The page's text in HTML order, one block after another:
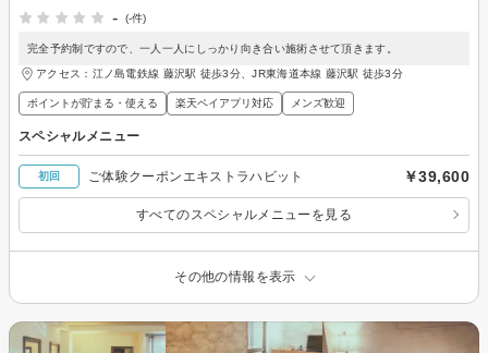
-
(-件)
完全予約制ですので、一人一人にしっかり向き合い施術させて頂きます。
アクセス：江ノ島電鉄線 藤沢駅 徒歩3分、JR東海道本線 藤沢駅 徒歩3分
ポイントが貯まる・使える 楽天ペイアプリ対応 メンズ歓迎
スペシャルメニュー
初回 ご体験クーポンエキストラハビット ￥39,600
すべてのスペシャルメニューを見る
その他の情報を表示